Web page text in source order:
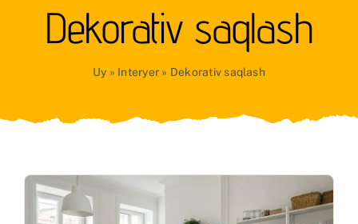
Kichik
Go’zallik
Dekorativ saqlash
Uy » Interyer » Dekorativ saqlash